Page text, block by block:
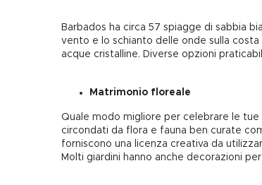
Barbados ha circa 57 spiagge di sabbia
vento e lo schianto delle onde sulla
acque cristalline. Diverse opzioni
Matrimonio floreale
Quale modo migliore per celebrare le
circondati da flora e fauna ben curate
forniscono una licenza creativa da
Molti giardini hanno anche decorazioni